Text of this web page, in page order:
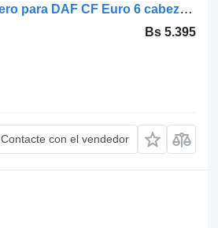
DAF CF Euro 6 Izquierda LHD Izquierda 1857534 faro delantero para DAF CF Euro 6 cabeza tractora
Bs 5.395
Contacte con el vendedor